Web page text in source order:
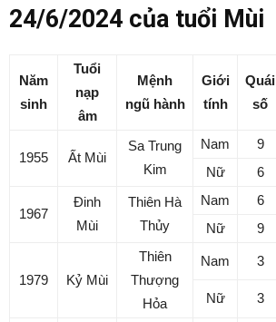
24/6/2024 của tuổi Mùi
Năm
sinh
Tuổi
nạp
âm
Mệnh
ngũ hành
Giới
tính
Quái
số
1955 Ất Mùi
Sa Trung
Kim
Nam 9
Nữ
6
1967
Đinh
Mùi
Thiên Hà
Thủy
Nam 6
Nữ
9
1979 Kỷ Mùi
Thiên
Thượng
Hỏa
Nam 3
Nữ 3